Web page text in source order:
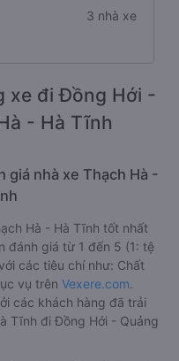
3 nhà xe
xe đi Đồng Hới -
- Hà Tĩnh
giá nhà xe Thạch Hà -
Hà - Hà Tĩnh tốt nhất
đánh giá từ 1 đến 5 (1: tệ
các tiêu chí như: Chất
vụ trên Vexere.com.
các khách hàng đã trải
Tĩnh đi Đồng Hới - Quảng